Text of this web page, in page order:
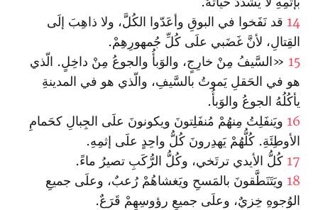
14 قد نَفَخوا في البوقِ وأعَدّوا الكُلَّ، ولا ذاهِبَ إلَى
القِتالِ، لأنَّ غَضَبي علَى كُلِّ جُمهورِهِمْ.
15 «السَّيفُ مِنْ خارِجٍ، والوَبأُ والجوعُ مِنْ داخِلٍ. الّذي
هو في الحَقلِ يَموتُ بالسَّيفِ، والّذي هو في المدينةِ
يأكُلُهُ الجوعُ والوَبأُ.
16 ويَنفَلِتُ مِنهُمْ مُنفَلِتونَ ويكونونَ علَى الجِبالِ كحَمامِ
الأوطِئَةِ. كُلُّهُمْ يَهدِرونَ كُلُّ واحِدٍ علَى إثمِهِ.
17 كُلُّ الأيدي ترتَخي، وكُلُّ الرُّكَبِ تصيرُ ماءً.
18 ويَتَنَطَّقونَ بالمَسحِ ويَغشاهُمْ رُعبٌ، وعلَى جميعِ
الوُجوهِ خِزيٌ، وعلَى جميعِ رؤوسِهِمْ قَرَعٌ.